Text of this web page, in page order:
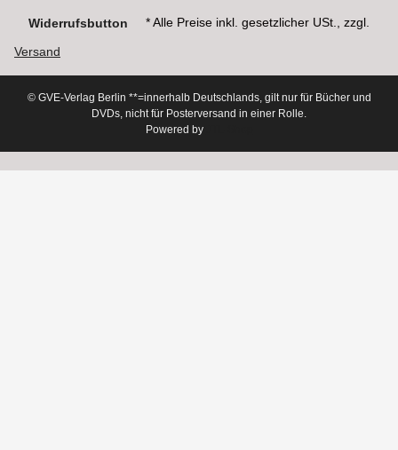
Widerrufsbutton * Alle Preise inkl. gesetzlicher USt., zzgl.
Versand
© GVE-Verlag Berlin **=innerhalb Deutschlands, gilt nur für Bücher und
DVDs, nicht für Posterversand in einer Rolle.
Powered by